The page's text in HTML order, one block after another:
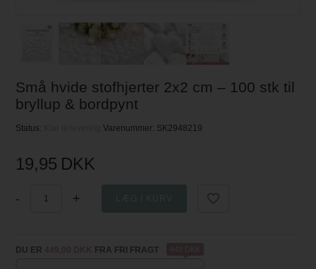
Små hvide stofhjerter 2x2 cm – 100 stk til
bryllup & bordpynt
Status: Klar til leveringVarenummer: SK2948219
19,95 DKK
- +
DU ER FRA FRI FRAGT